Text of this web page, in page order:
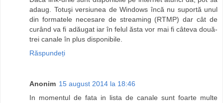
adaug. Totuşi versiunea de Windows încă nu suportă unul
din formatele necesare de streaming (RTMP) dar cât de
curând va fi adăugat iar în felul ăsta vor mai fi câteva două-
trei canale în plus disponibile.
Răspundeți
Anonim 15 august 2014 la 18:46
In momentul de fata in lista de canale sunt foarte multe